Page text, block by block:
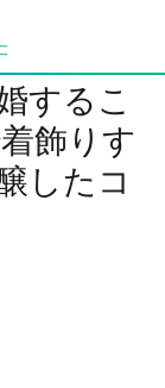
するこ
飾りす
したコ